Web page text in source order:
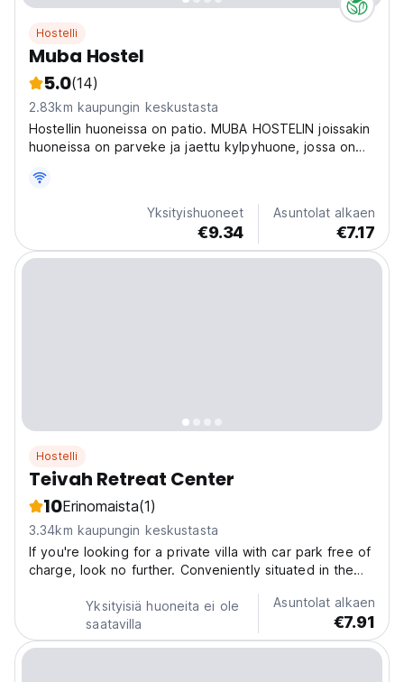
Hostelli
Muba Hostel
5.0(14)
2.83km kaupungin keskustasta
Hostellin huoneissa on patio. MUBA HOSTELIN joissakin
huoneissa on parveke ja jaettu kylpyhuone, jossa on
Yksityishuoneet
€9.34
Asuntolat alkaen
€7.17
Hostelli
Teivah Retreat Center
10Erinomaista(1)
3.34km kaupungin keskustasta
If you're looking for a private villa with car park free of
charge, look no further. Conveniently situated in the
attractions and interesting dining options. Don't leave
before paying a visit to the famous...
Yksityisiä huoneita ei ole
saatavilla
Asuntolat alkaen
€7.91